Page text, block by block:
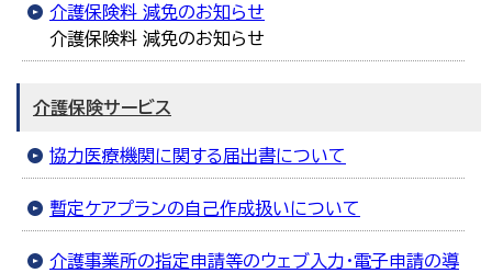
介護保険料 減免のお知らせ
介護保険料 減免のお知らせ
介護保険サービス
協力医療機関に関する届出書について
暫定ケアプランの自己作成扱いについて
介護事業所の指定申請等のウェブ入力・電子申請の導